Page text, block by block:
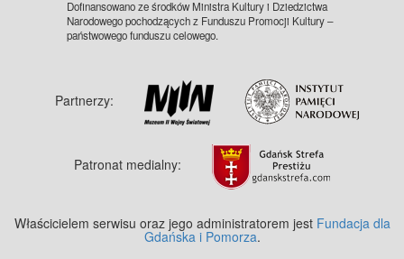
Dofinansowano ze środków Ministra Kultury i Dziedzictwa
Narodowego pochodzących z Funduszu Promocji Kultury –
państwowego funduszu celowego.
Partnerzy:
Patronat medialny:
Właścicielem serwisu oraz jego administratorem jest Fundacja dla
Gdańska i Pomorza.